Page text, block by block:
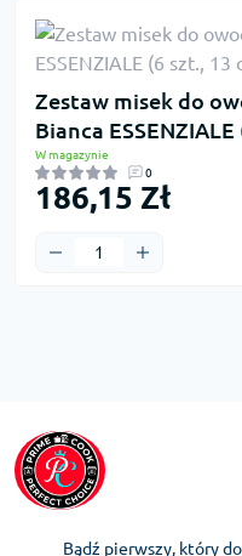
Zestaw misek do
Bianca
W magazynie
0
186,15 Zł
Bądź pierwszy, który